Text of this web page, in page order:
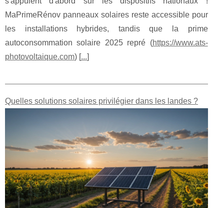
MaPrimeRénov panneaux solaires reste accessible pour
les installations hybrides, tandis que la prime
autoconsommation solaire 2025 repré (https://www.ats-
photovoltaique.com) [...]
Quelles solutions solaires privilégier dans les landes ?